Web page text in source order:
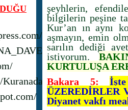
şeyhlerin,
bilgilerin peşine
Kur’an ın aynı
aşmayın, emin
sarılın dediği
istiyorum.
KURTULUŞA
Bakara 5:
ÜZEREDİRLER
Diyanet vakfı